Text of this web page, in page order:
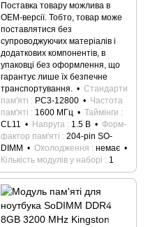
Поставка товару можлива в
ОЕМ-версії. Тобто, товар може
поставлятися без
супроводжуючих матеріалів і
додаткових компонентів, в
упаковці без оформлення, що
гарантує лише їх безпечне
транспортування.
Стандарти
пам'яті
PC3-12800
Частота
пам'яті
1600 МГц
Таймінги
CL11
Напруга 1.5 В
Форм-
фактор пам'яті
204-pin SO-
DIMM
Охолодження
немає
Кількість модулів у наборі
1